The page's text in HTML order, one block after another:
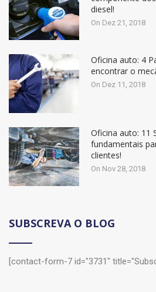
diesel!
On Dez 21, 2018
Oficina auto: 4
encontrar o
On Dez 11, 2018
Oficina auto: 11
fundamentais
clientes!
On Nov 28, 2018
SUBSCREVA O BLOG
[contact-form-7 id="3731"